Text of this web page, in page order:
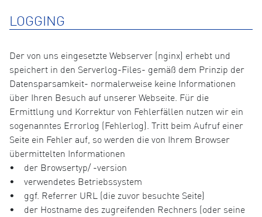
LOGGING
Der von uns eingesetzte Webserver (nginx) erhebt und
speichert in den Serverlog-Files- gemäß dem Prinzip der
Datensparsamkeit- normalerweise keine Informationen
über Ihren Besuch auf unserer Webseite. Für die
Ermittlung und Korrektur von Fehlerfällen nutzen wir ein
sogenanntes Errorlog (Fehlerlog). Tritt beim Aufruf einer
Seite ein Fehler auf, so werden die von Ihrem Browser
übermittelten Informationen
• der Browsertyp/ -version
• verwendetes Betriebssystem
• ggf. Referrer URL (die zuvor besuchte Seite)
• der Hostname des zugreifenden Rechners (oder seine